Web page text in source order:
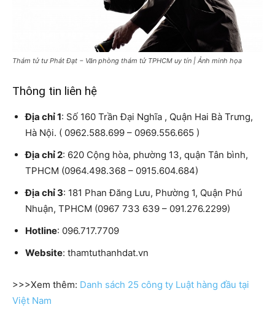
Thám tử tư Phát Đạt − Văn phòng thám tử TPHCM uy tín | Ảnh minh họa
Thông tin liên hệ
Địa chỉ 1: Số 160 Trần Đại Nghĩa , Quận Hai Bà Trưng,
Hà Nội. ( 0962.588.699 – 0969.556.665 )
Địa chỉ 2: 620 Cộng hòa, phường 13, quận Tân bình,
TPHCM (0964.498.368 – 0915.604.684)
Địa chỉ 3: 181 Phan Đăng Lưu, Phường 1, Quận Phú
Nhuận, TPHCM (0967 733 639 – 091.276.2299)
Hotline: 096.717.7709
Website: thamtuthanhdat.vn
>>>Xem thêm: Danh sách 25 công ty Luật hàng đầu tại
Việt Nam